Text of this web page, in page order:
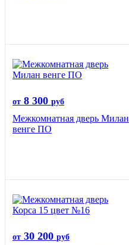
от 8 300 руб
Межкомнатная дверь Милан
венге ПО
от 30 200 руб